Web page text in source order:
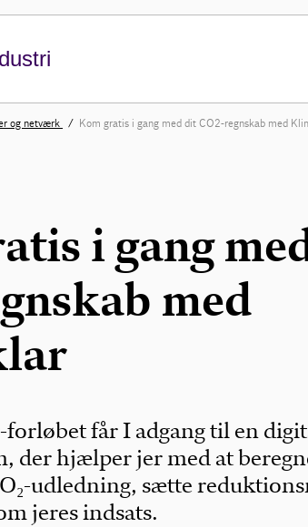
og netværk Kom gratis i gang med dit CO2-regnskab med
i gang
med
får I adgang til en
der hjælper jer med at
udledning, sætte
jeres indsats.